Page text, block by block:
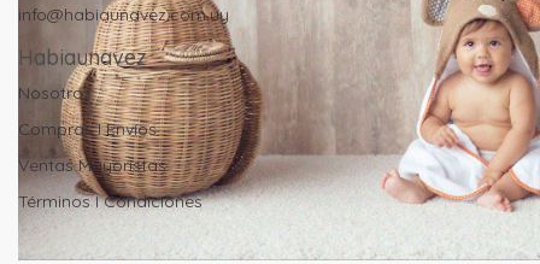
info@habiaunavez.com.uy
Habiaunavez
Nosotros
Compras I Envíos
Ventas Mayoristas
Términos I Condiciones